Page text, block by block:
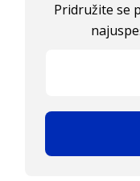
Pridružite se